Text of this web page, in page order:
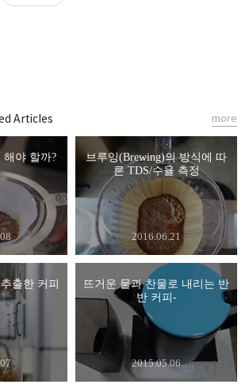
Articles
해야 할까?
브루잉(Brewing)의 방식에 따
른 TDS/수율 측정
2016.06.21
출한 커피
뜨거운 물과 찬물로 내리는 반
반 커피-
2015.05.06
more